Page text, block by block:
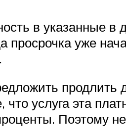
в указанные
просрочка уже
продлить
услуга эта
Поэтому